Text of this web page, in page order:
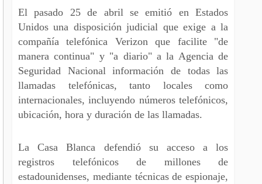
El pasado 25 de abril se emitió en Estados
Unidos una disposición judicial que exige a la
compañía telefónica Verizon que facilite "de
manera continua" y "a diario" a la Agencia de
Seguridad Nacional información de todas las
llamadas telefónicas, tanto locales como
internacionales, incluyendo números telefónicos,
ubicación, hora y duración de las llamadas.
La Casa Blanca defendió su acceso a los
registros telefónicos de millones de
estadounidenses, mediante técnicas de espionaje,